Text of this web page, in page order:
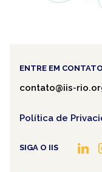
ENTRE EM CONTATO
contato@iis-
Política de
SIGA O IIS